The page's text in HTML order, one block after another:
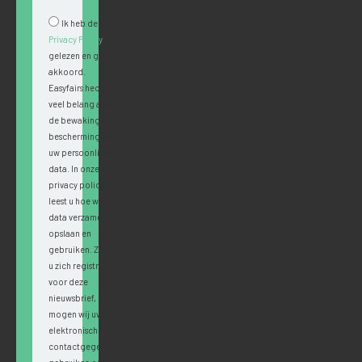
Ik heb de
Privacy Policy
gelezen en ga
akkoord.
Easyfairs hecht
veel belang aan
de bewaking en
bescherming van
uw persoonlijke
data. In onze
privacy policy
leest u hoe wij
data verzamelen,
opslaan en
gebruiken. Zodra
u zich registreert
voor deze
nieuwsbrief,
mogen wij uw
elektronische
contactgegevens